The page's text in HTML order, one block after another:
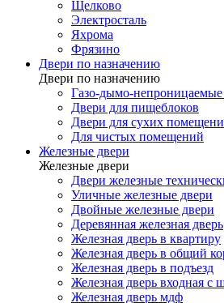
Щелково
Электросталь
Яхрома
Фрязино
Двери по назначению
Двери по назначению
Газо-дымо-непроницаемые
Двери для пищеблоков
Двери для сухих
Для чистых помещений
Железные двери
Железные двери
Двери железные
Уличные железные двери
Двойные железные двери
Деревянная железная дверь
Железная дверь в квартиру
Железная дверь в общий
Железная дверь в подъезд
Железная дверь входная с
Железная дверь мдф